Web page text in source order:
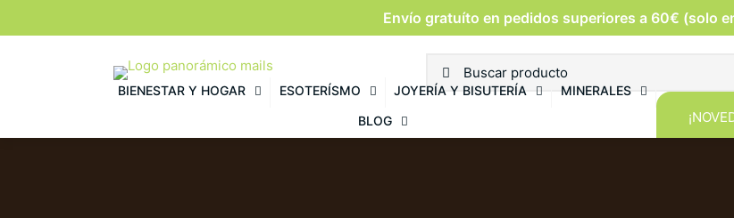
Envío gratuíto en pedidos superiores a 60€ (solo
BIENESTAR Y HOGAR ESOTERÍSMO JOYERÍA Y BISUTERÍA
MINERALES
BLOG